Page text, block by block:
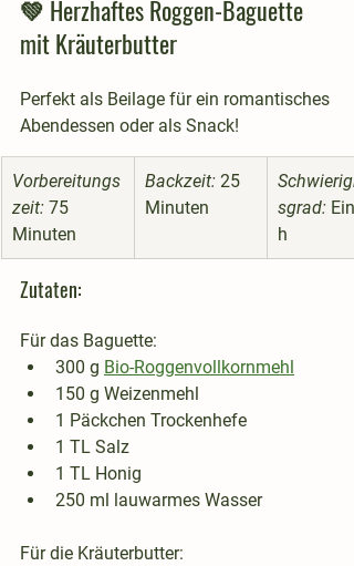
💚 Herzhaftes Roggen-Baguette
mit Kräuterbutter
Perfekt als Beilage für ein romantisches
Abendessen oder als Snack!
Vorbereitungs
zeit: 75
Minuten
Backzeit: 25
Minuten
sgrad:
h
Zutaten:
Für das Baguette:
300 g Bio-Roggenvollkornmehl
150 g Weizenmehl
1 Päckchen Trockenhefe
1 TL Salz
1 TL Honig
250 ml lauwarmes Wasser
Für die Kräuterbutter: